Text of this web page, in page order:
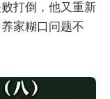
打倒，他又重新
家糊口问题不